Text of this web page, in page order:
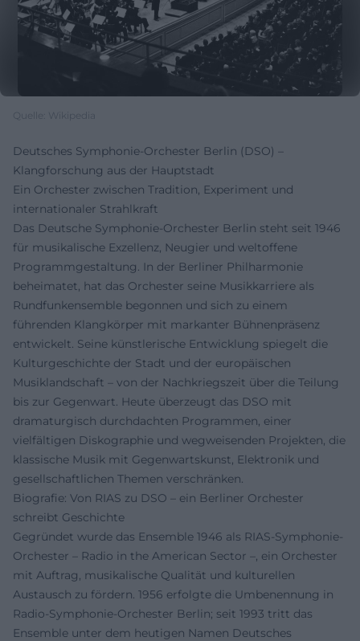
Quelle: Wikipedia
Deutsches Symphonie-Orchester Berlin (DSO) –
Klangforschung aus der Hauptstadt
Ein Orchester zwischen Tradition, Experiment und
internationaler Strahlkraft
Das Deutsche Symphonie-Orchester Berlin steht seit 1946
für musikalische Exzellenz, Neugier und weltoffene
Programmgestaltung. In der Berliner Philharmonie
beheimatet, hat das Orchester seine Musikkarriere als
Rundfunkensemble begonnen und sich zu einem
führenden Klangkörper mit markanter Bühnenpräsenz
entwickelt. Seine künstlerische Entwicklung spiegelt die
Kulturgeschichte der Stadt und der europäischen
Musiklandschaft – von der Nachkriegszeit über die Teilung
bis zur Gegenwart. Heute überzeugt das DSO mit
dramaturgisch durchdachten Programmen, einer
vielfältigen Diskographie und wegweisenden Projekten, die
klassische Musik mit Gegenwartskunst, Elektronik und
gesellschaftlichen Themen verschränken.
Biografie: Von RIAS zu DSO – ein Berliner Orchester
schreibt Geschichte
Gegründet wurde das Ensemble 1946 als RIAS-Symphonie-
Orchester – Radio in the American Sector –, ein Orchester
mit Auftrag, musikalische Qualität und kulturellen
Austausch zu fördern. 1956 erfolgte die Umbenennung in
Radio-Symphonie-Orchester Berlin; seit 1993 tritt das
Ensemble unter dem heutigen Namen Deutsches